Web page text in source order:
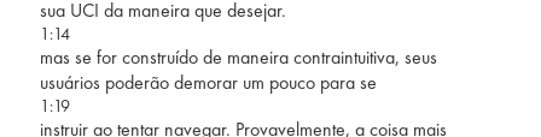
sua UCI da maneira que desejar.
1:14
mas se for construído de maneira contraintuitiva, seus
usuários poderão demorar um pouco para se
1:19
instruir ao tentar navegar. Provavelmente, a coisa mais